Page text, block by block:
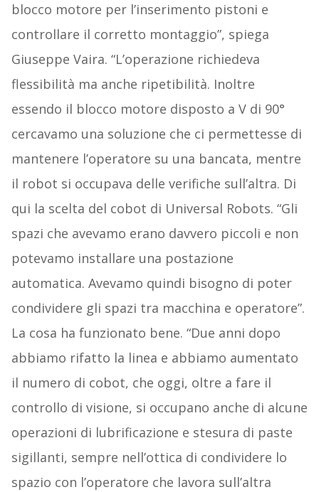
blocco motore per l’inserimento pistoni e
controllare il corretto montaggio”, spiega
Giuseppe Vaira. “L’operazione richiedeva
flessibilità ma anche ripetibilità. Inoltre
essendo il blocco motore disposto a V di 90°
cercavamo una soluzione che ci permettesse di
mantenere l’operatore su una bancata, mentre
il robot si occupava delle verifiche sull’altra. Di
qui la scelta del cobot di Universal Robots. “Gli
spazi che avevamo erano davvero piccoli e non
potevamo installare una postazione
automatica. Avevamo quindi bisogno di poter
condividere gli spazi tra macchina e operatore”.
La cosa ha funzionato bene. “Due anni dopo
abbiamo rifatto la linea e abbiamo aumentato
il numero di cobot, che oggi, oltre a fare il
controllo di visione, si occupano anche di alcune
operazioni di lubrificazione e stesura di paste
sigillanti, sempre nell’ottica di condividere lo
spazio con l’operatore che lavora sull’altra